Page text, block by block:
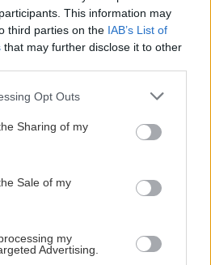
This information may
third parties on the IAB’s List of
that may further disclose it to other
Opt Outs
Sharing of my
Sale of my
my
Advertising.
#Severné Tirolsko Stubaier Alpen